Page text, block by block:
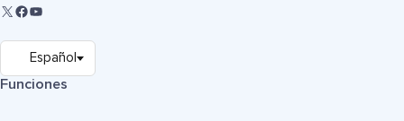
Funciones